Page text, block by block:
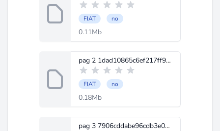
FIAT no
0.11Mb
pag 2 1dad10865c6ef217ff929ac76b271a5fo.jpg
FIAT no
0.18Mb
pag 3 7906cddabe96cdb3e0d26635df149b12o.jpg